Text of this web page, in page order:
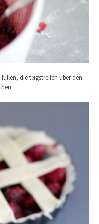
die teigstreifen über den